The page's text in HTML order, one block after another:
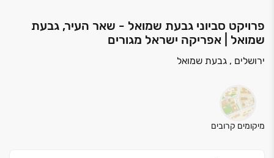
פרויקט סביוני גבעת שמואל - שאר העיר, גבעת
שמואל | אפריקה ישראל מגורים
ירושלים , גבעת שמואל
מיקומים קרובים